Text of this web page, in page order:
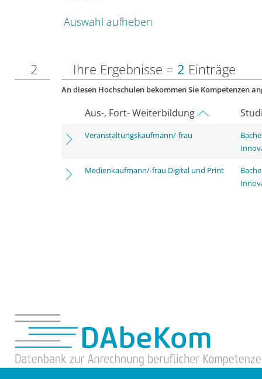
Auswahl aufheben
2 Ihre Ergebnisse = 2 Einträge
An diesen Hochschulen bekommen Sie Kompetenzen
Aus-, Fort- Weiterbildung
Veranstaltungskaufmann/-frau
Medienkaufmann/-frau Digital und Print